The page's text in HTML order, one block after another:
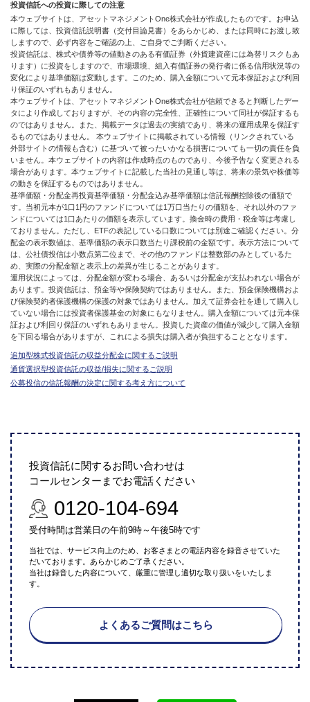
投資信託への投資に際しての注意
本ウェブサイトは、アセットマネジメントOne株式会社が作成したものです。お申込
に際しては、投資信託説明書（交付目論見書）をあらかじめ、または同時にお渡し致
しますので、必ず内容をご確認の上、ご自身でご判断ください。
投資信託は、株式や債券等の値動きのある有価証券（外貨建資産には為替リスクもあ
ります）に投資をしますので、市場環境、組入有価証券の発行者に係る信用状況等の
変化により基準価額は変動します。このため、購入金額について元本保証および利回
り保証のいずれもありません。
本ウェブサイトは、アセットマネジメントOne株式会社が信頼できると判断したデー
タにより作成しておりますが、その内容の完全性、正確性について同社が保証するも
のではありません。また、掲載データは過去の実績であり、将来の運用成果を保証す
るものではありません。 本ウェブサイトに掲載されている情報（リンクされている
外部サイトの情報も含む）に基づいて被ったいかなる損害についても一切の責任を負
いません。本ウェブサイトの内容は作成時点のものであり、今後予告なく変更される
場合があります。本ウェブサイトに記載した当社の見通し等は、将来の景気や株価等
の動きを保証するものではありません。
基準価額・分配金再投資基準価額・分配金込み基準価額は信託報酬控除後の価額で
す。当初元本が1口1円のファンドについては1万口当たりの価額を、それ以外のファ
ンドについては1口あたりの価額を表示しています。換金時の費用・税金等は考慮し
ておりません。ただし、ETFの表記している口数については別途ご確認ください。分
配金の表示数値は、基準価額の表示口数当たり課税前の金額です。表示方法について
は、公社債投信は小数点第二位まで、その他のファンドは整数部のみとしているた
め、実際の分配金額と表示上の差異が生じることがあります。
運用状況によっては、分配金額が変わる場合、あるいは分配金が支払われない場合が
あります。投資信託は、預金等や保険契約ではありません。また、預金保険機構およ
び保険契約者保護機構の保護の対象ではありません。加えて証券会社を通して購入し
ていない場合には投資者保護基金の対象にもなりません。購入金額については元本保
証および利回り保証のいずれもありません。投資した資産の価値が減少して購入金額
を下回る場合がありますが、これによる損失は購入者が負担することとなります。
追加型株式投資信託の収益分配金に関するご説明
通貨選択型投資信託の収益/損失に関するご説明
公募投信の信託報酬の決定に関する考え方について
投資信託に関するお問い合わせは
コールセンターまでお電話ください
0120-104-694
受付時間は営業日の午前9時～午後5時です
当社では、サービス向上のため、お客さまとの電話内容を録音させていた
だいております。あらかじめご了承ください。
当社は録音した内容について、厳重に管理し適切な取り扱いをいたしま
す。
よくあるご質問はこちら